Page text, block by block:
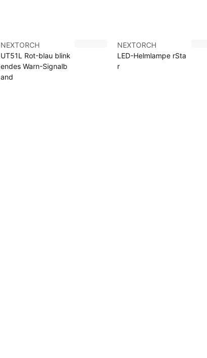
NEXTORCH
UT51L Rot-blau blink
endes Warn-Signalb
and
NEXTORCH
LED-Helmlampe rSta
r